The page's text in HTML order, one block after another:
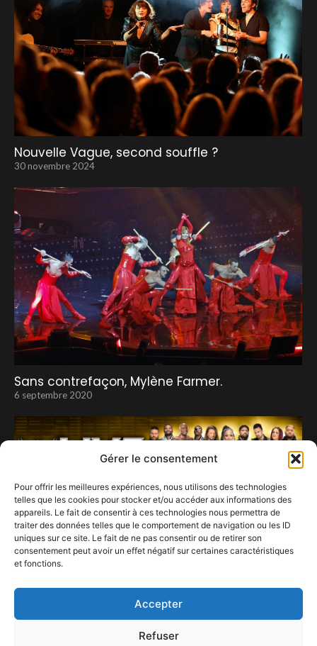
Gérer le consentement
Pour offrir les meilleures expériences, nous utilisons des technologies
telles que les cookies pour stocker et/ou accéder aux informations des
appareils. Le fait de consentir à ces technologies nous permettra de
traiter des données telles que le comportement de navigation ou les ID
uniques sur ce site. Le fait de ne pas consentir ou de retirer son
consentement peut avoir un effet négatif sur certaines caractéristiques
et fonctions.
Accepter
Refuser
Nouvelle Vague, second souffle ?
30 novembre 2024
Sans contrefaçon, Mylène Farmer.
6 septembre 2020
WWE AMÈNE SES SUPERSTARS DU CATCH À
FOREST NATIONAL, BRUXELLES, LE 26 AOÛT AVEC LA
18 mars 2024